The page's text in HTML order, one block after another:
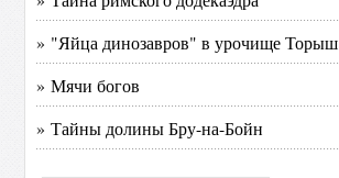
» "Яйца динозавров" в урочище Торыш
» Мячи богов
» Тайны долины Бру-на-Бойн